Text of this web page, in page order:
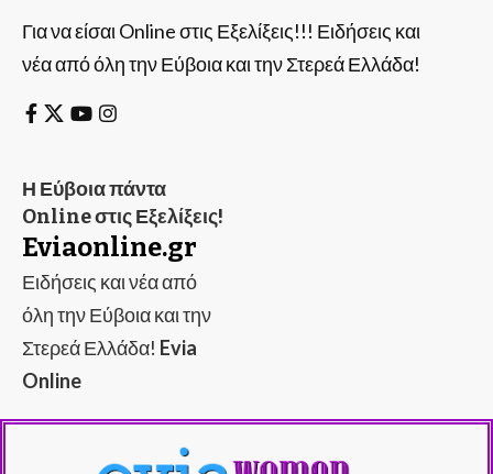
Για να είσαι Online στις Εξελίξεις!!! Ειδήσεις και
νέα από όλη την Εύβοια και την Στερεά Ελλάδα!
Η Εύβοια πάντα
Online στις Εξελίξεις!
Eviaonline.gr
Ειδήσεις και νέα από
όλη την Εύβοια και την
Στερεά Ελλάδα! Evia
Online